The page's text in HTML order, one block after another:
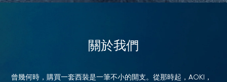
關於我們
曾幾何時，購買一套西裝是一筆不小的開支。從那時起，AOKI，